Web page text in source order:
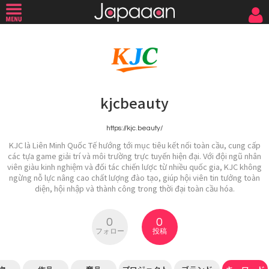
kjcbeauty
https://kjc.beauty/
KJC là Liên Minh Quốc Tế hướng tới mục tiêu kết nối toàn cầu, cung cấp
các tựa game giải trí và môi trường trực tuyến hiện đại. Với đội ngũ nhân
viên giàu kinh nghiệm và đối tác chiến lược từ nhiều quốc gia, KJC không
ngừng nỗ lực nâng cao chất lượng đào tạo, giúp hội viên tin tưởng toàn
diện, hội nhập và thành công trong thời đại toàn cầu hóa.
0
フォロー
0
投稿